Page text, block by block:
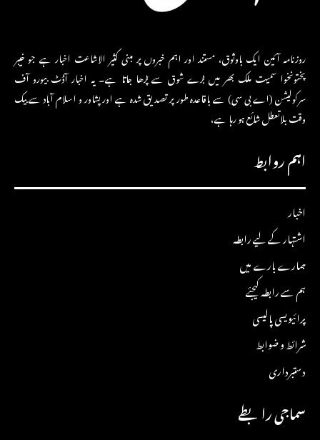
روزنامہ آئین ایک باوثوق، مستند اور اہم خبروں پر مبنی کثیر الاشاعت اخبار ہے جو خیبر
پختونخوا سمیت ملک بھر میں بڑے شوق سے پڑھا جاتا ہے۔ یہ اخبار آڈٹ بیورو آف
سرکولیشن (اے بی سی) سے باقاعدہ طور پر تصدیق شدہ ہے اور پشاور و اسلام آباد سے بیک
وقت بلاتعطل شائع ہو رہا ہے،
اہم روابط
اخبار
اشتہار کے لیے رابطہ
ہمارے بارے میں
ہم سے رابطہ کیجئے
پرائیویسی پالیسی
شرائط و ضوابط
دستبرداری
سماجی رابطے